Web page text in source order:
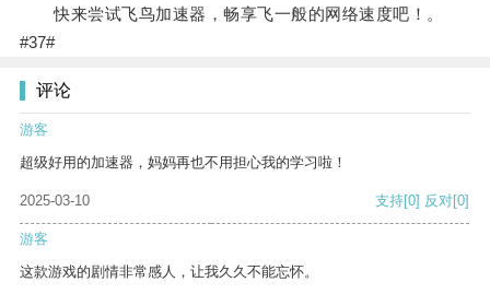
快来尝试飞鸟加速器，畅享飞一般的网络速度吧！。
#37#
评论
游客
超级好用的加速器，妈妈再也不用担心我的学习啦！
2025-03-10 支持[0] 反对[0]
游客
这款游戏的剧情非常感人，让我久久不能忘怀。